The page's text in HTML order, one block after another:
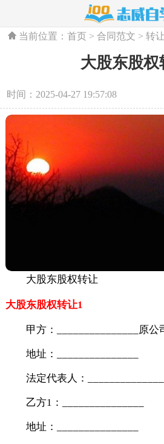
当前位置：首页 >合同范文 >转
大股东股权
时间：2025-04-27 19:57:08
大股东股权转让
大股东股权转让1
甲方：_______________原公
地址：_______________
法定代表人：_______________
乙方1：_______________
地址：_______________